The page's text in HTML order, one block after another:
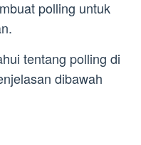
polling untuk
tentang polling di
dibawah